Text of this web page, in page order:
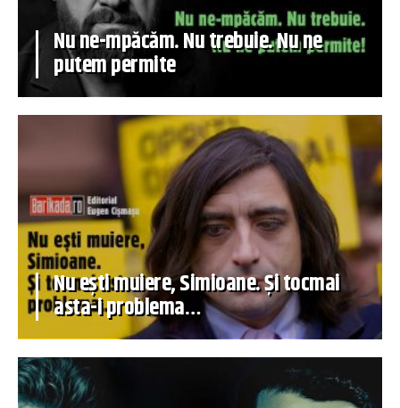
Nu ne-mpăcăm. Nu trebuie. Nu ne
putem permite
Nu ești muiere, Simioane. Și tocmai
asta-i problema…